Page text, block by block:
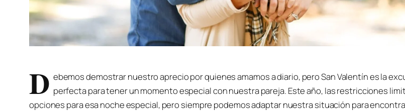
D ebemos demostrar nuestro aprecio por quienes amamos a diario, pero San Valentín es la
perfecta para tener un momento especial con nuestra pareja. Este año, las restricciones
opciones para esa noche especial, pero siempre podemos adaptar nuestra situación para